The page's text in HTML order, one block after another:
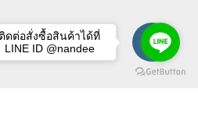
ติดต่อสั่งซื้อสินค้าได้ที่
LINE ID @nandee